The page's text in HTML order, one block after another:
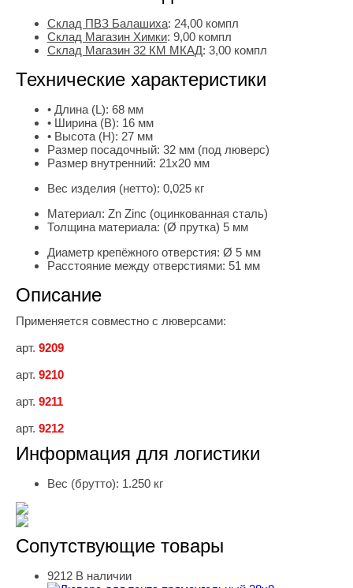
Склад ПВЗ Балашиха: 24,00 компл
Склад Магазин Химки: 9,00 компл
Склад Магазин 32 КМ МКАД: 3,00 компл
Технические характеристики
• Длина (L): 68 мм
• Ширина (B): 16 мм
• Высота (H): 27 мм
Размер посадочный: 32 мм (под люверс)
Размер внутренний: 21х20 мм
Вес изделия (нетто): 0,025 кг
Материал: Zn Zinc (оцинкованная сталь)
Толщина материала: (Ø прутка) 5 мм
Диаметр крепёжного отверстия: Ø 5 мм
Расстояние между отверстиями: 51 мм
Описание
Применяется совместно с люверсами:
арт. 9209
арт. 9210
арт. 9211
арт. 9212
Информация для логистики
Вес (брутто): 1.250 кг
Сопутствующие товары
9212 В наличии